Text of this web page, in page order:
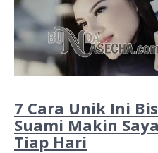
7 Cara Unik Ini
Suami Makin
Tiap Hari